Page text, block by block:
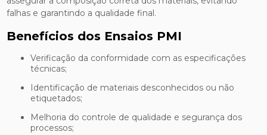
falhas e garantindo a qualidade final.
Benefícios dos Ensaios PMI
Verificação da conformidade com as especificações
técnicas;
Identificação de materiais desconhecidos ou não
etiquetados;
Melhoria do controle de qualidade e segurança dos
processos;